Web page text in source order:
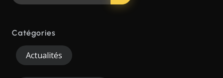
Catégories
Actualités